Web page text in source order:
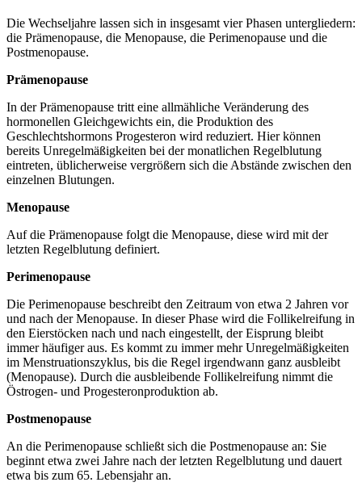
Die Wechseljahre lassen sich in insgesamt vier Phasen untergliedern:
die Prämenopause, die Menopause, die Perimenopause und die
Postmenopause.
Prämenopause
In der Prämenopause tritt eine allmähliche Veränderung des
hormonellen Gleichgewichts ein, die Produktion des
Geschlechtshormons Progesteron wird reduziert. Hier können
bereits Unregelmäßigkeiten bei der monatlichen Regelblutung
eintreten, üblicherweise vergrößern sich die Abstände zwischen den
einzelnen Blutungen.
Menopause
Auf die Prämenopause folgt die Menopause, diese wird mit der
letzten Regelblutung definiert.
Perimenopause
Die Perimenopause beschreibt den Zeitraum von etwa 2 Jahren vor
und nach der Menopause. In dieser Phase wird die Follikelreifung in
den Eierstöcken nach und nach eingestellt, der Eisprung bleibt
immer häufiger aus. Es kommt zu immer mehr Unregelmäßigkeiten
im Menstruationszyklus, bis die Regel irgendwann ganz ausbleibt
(Menopause). Durch die ausbleibende Follikelreifung nimmt die
Östrogen- und Progesteronproduktion ab.
Postmenopause
An die Perimenopause schließt sich die Postmenopause an: Sie
beginnt etwa zwei Jahre nach der letzten Regelblutung und dauert
etwa bis zum 65. Lebensjahr an.